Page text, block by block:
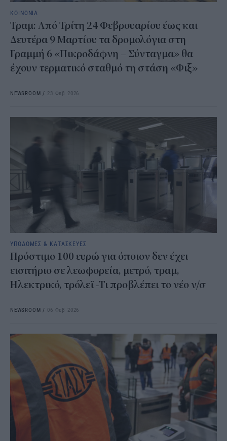
ΚΟΙΝΩΝΙΑ
Τραμ: Από Τρίτη 24 Φεβρουαρίου έως και
Δευτέρα 9 Μαρτίου τα δρομολόγια στη
Γραμμή 6 «Πικροδάφνη – Σύνταγμα» θα
έχουν τερματικό σταθμό τη στάση «Φιξ»
NEWSROOM / 23 Φεβ 2026
ΥΠΟΔΟΜΕΣ & ΚΑΤΑΣΚΕΥΕΣ
Πρόστιμο 100 ευρώ για όποιον δεν έχει
εισιτήριο σε λεωφορεία, μετρό, τραμ,
Ηλεκτρικό, τρόλεϊ -Τι προβλέπει το νέο ν/σ
NEWSROOM / 06 Φεβ 2026